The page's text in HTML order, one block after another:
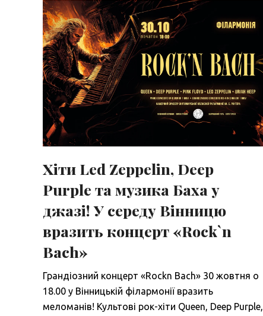
Хіти Led Zeppelin, Deep
Purple та музика Баха у
джазі! У середу Вінницю
вразить концерт «Rock`n
Bach»
Грандіозний концерт «Rockn Bach» 30 жовтня о
18.00 у Вінницькій філармонії вразить
меломанів! Культові рок-хіти Queen, Deep Purple,